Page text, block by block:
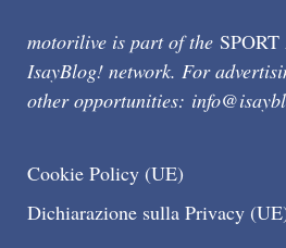
motorilive is part of the
IsayBlog! network. For
other opportunities:
Cookie Policy (UE)
Dichiarazione sulla Privacy